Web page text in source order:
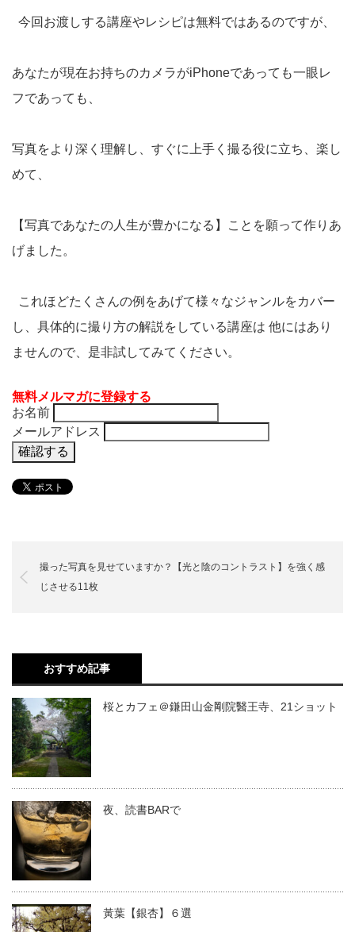
今回お渡しする講座やレシピは無料ではあるのですが、
あなたが現在お持ちのカメラがiPhoneであっても一眼レ
フであっても、
写真をより深く理解し、すぐに上手く撮る役に立ち、楽し
めて、
【写真であなたの人生が豊かになる】ことを願って作りあ
げました。
これほどたくさんの例をあげて様々なジャンルをカバー
し、具体的に撮り方の解説をしている講座は 他にはあり
ませんので、是非試してみてください。
無料メルマガに登録する
お名前
メールアドレス
撮った写真を見せていますか？【光と陰のコントラスト】を強く感
じさせる11枚
おすすめ記事
桜とカフェ＠鎌田山金剛院醫王寺、21ショット
夜、読書BARで
黃葉【銀杏】６選